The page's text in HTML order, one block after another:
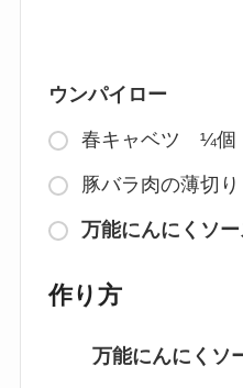
ウンパイロー
春キャベツ ¼個
豚バラ肉の薄切
万能にんにくソー
作り方
万能にんにくソ